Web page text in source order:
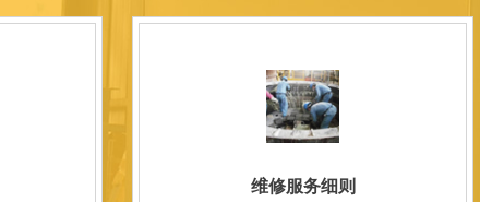
维修服务细则